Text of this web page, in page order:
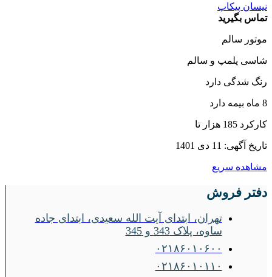
نیسان پیکاپ
تماس بگیرید
موتور سالم
شاسی پلمپ و سالم
رنگ شدگی دارد
8 ماه بیمه دارد
کارکرد 185 هزار تا
تاریخ آگهی: 11 دی 1401
مشاهده سریع
دفتر فروش
تهران، ابتدای آیت الله سعیدی، ابتدای جاده
ساوه، پلاک 343 و 345
۰۲۱۸۶۰۱۰۶۰۰
۰۲۱۸۶۰۱۰۱۱۰